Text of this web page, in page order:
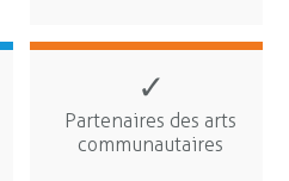
✓
Partenaires des arts
communautaires